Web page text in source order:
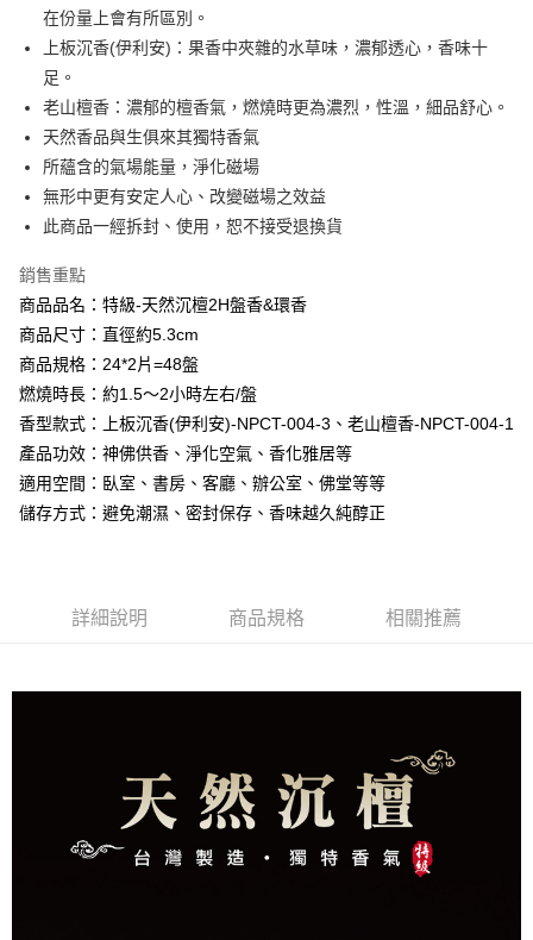
相關說明
【大哥付你分期使用說明】
1.本服務由台灣大哥大提供，台灣大哥大用戶可立即使用無須另外申請。
2.付款方式選擇「大哥付你分期」，訂單成立後會自動跳轉到大哥付的交易
流程，驗證手機門號後，選擇欲分期的期數、繳款截止日，確認付款後即完
3.實際核准額度、可分期數及費用金額請依後續交易確認頁面所載為準。
4.訂單成立30分鐘內，如未前往確認交易或遇審核未通過，訂單將自動取
消。如遇「轉專審核」未通過狀況，表示未達大哥付你分期系統評分，恕無
法說明評估內容。
【繳款方式說明】
醒簡訊。
2.透過簡訊連結打開帳單後，可選擇「超商條碼／台灣大直營門市／銀行轉
帳／街口支付／iPASS MONEY」等通路繳費。
【注意事項】
用戶於交易時，得透過本服務購買商品或服務，並由商店將買賣／分期付款
買賣價金債權讓與本公司後，依約使用本公司帳單繳交帳款。
2.基於同意付款使用「大哥付你分期」之契約關係目的，商店將以您的個人
資料（包含姓名、電話或地址）提供予台灣大哥大進項蒐集、處理及利用，
由本公司與您本人進行分期帳單所需資料之確認、核對及更正。
3.完整用戶服務條款，請詳閱以下連結：https://oppay.tw/userRule
AFTEE先享後付
相關說明
【關於「AFTEE先享後付」】
AFTEE先享後付是「在收到商品之後才付款」的支付方式。 讓您購物簡單
１．簡單：不需註冊會員、不需綁卡、不需儲值。
２．便利：只要手機號碼，簡訊認證，即可結帳。
３．安心：先確認商品／服務後，再付款。
１．於結帳方式選擇「AFTEE先享後付」後，將跳轉至「AFTEE先享後付」
結帳頁面，進行簡訊認證並確認金額後，即可完成結帳。
２．訂單成立數日內，您將收到繳費通知簡訊。
３．收到繳費通知簡訊後14天內，點擊此簡訊中的連結，可透過四大超商／
ATM／網路銀行／等多元方式進行付款，方視為交易完成。
※ 請注意：結帳手續完成當下不需立刻繳費，但若您需要取消訂單，請聯絡
後付繳納相關費用。
※ 交易是否成功請以「AFTEE先享後付 」之結帳頁面顯示為準，若有關於
是否繳費成功／繳費後需取消欲退款等相關疑問，請聯繫「AFTEE先享後付
客戶支援中心」
https://netprotections.freshdesk.com/support/home
２．關於個人資料處理事宜，請瀏覽以下網址：
「AFTEE先享後付」，若未經同意申辦者引起之損失，本公司不負相關責
時審查核予不同之上限額度；若仍有額度不足之情形，本公司將視審查結果
請求用戶進行身份認證。
５．嚴禁一人註冊多個帳號或使用他人資訊註冊。若發現惡意使用之情形，
恩沛科技股份有限公司將有權停止該用戶之使用額度並採取法律行動。
Hami Point
相關說明
「Hami Point」為中華電信所提供之點數服務，可於會員專區綁定中華電信
會員帳號後，即可在購物車使用 Hami Point 折抵消費金額 (1點等於1元)。
ATM付款
運送方式
全家取貨付款
每筆NT$80，滿NT$1,288(含以上)免運費
付款後全家取貨
每筆NT$80，滿NT$1,288(含以上)免運費
萊爾富取貨付款
每筆NT$80，滿NT$1,288(含以上)免運費
每筆NT$80，滿NT$1,200(含以上)免運費
在份量上會有所區別。
上板沉香(伊利安)：果香中夾雜的水草味，濃郁透心，香味十
足。
老山檀香：濃郁的檀香氣，燃燒時更為濃烈，性溫，細品舒心。
天然香品與生俱來其獨特香氣
所蘊含的氣場能量，淨化磁場
無形中更有安定人心、改變磁場之效益
此商品一經拆封、使用，恕不接受退換貨
銷售重點
商品品名：特級-天然沉檀2H盤香&環香
商品尺寸：直徑約5.3cm
商品規格：24*2片=48盤
燃燒時長：約1.5～2小時左右/盤
香型款式：上板沉香(伊利安)-NPCT-004-3、老山檀香-NPCT-004-1
產品功效：神佛供香、淨化空氣、香化雅居等
適用空間：臥室、書房、客廳、辦公室、佛堂等等
儲存方式：避免潮濕、密封保存、香味越久純醇正
詳細說明 商品規格 相關推薦